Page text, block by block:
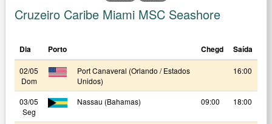
Cruzeiro Caribe Miami MSC Seashore
Dia Porto Chegd Saída
02/05
Dom
Port Canaveral (Orlando / Estados
Unidos)
16:00
03/05
Seg
Nassau (Bahamas) 09:00 18:00